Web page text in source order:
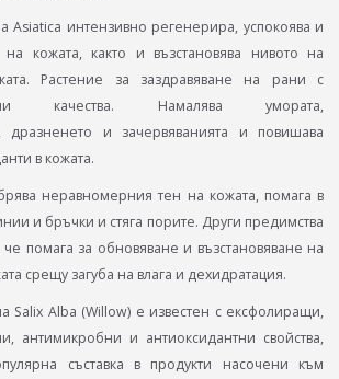
Asiatica интензивно регенерира, успокоява и
на кожата, както и възстановява нивото на
Растение за заздравяване на рани с
качества. Намалява умората,
дразненето и зачервяванията и повишава
в кожата.
неравномерния тен на кожата, помага в
и бръчки и стяга порите. Други предимства
помага за обновяване и възстановяване на
срещу загуба на влага и дехидратация.
Salix Alba (Willow) е известен с ексфолиращи,
антимикробни и антиоксидантни свойства,
съставка в продукти насочени към